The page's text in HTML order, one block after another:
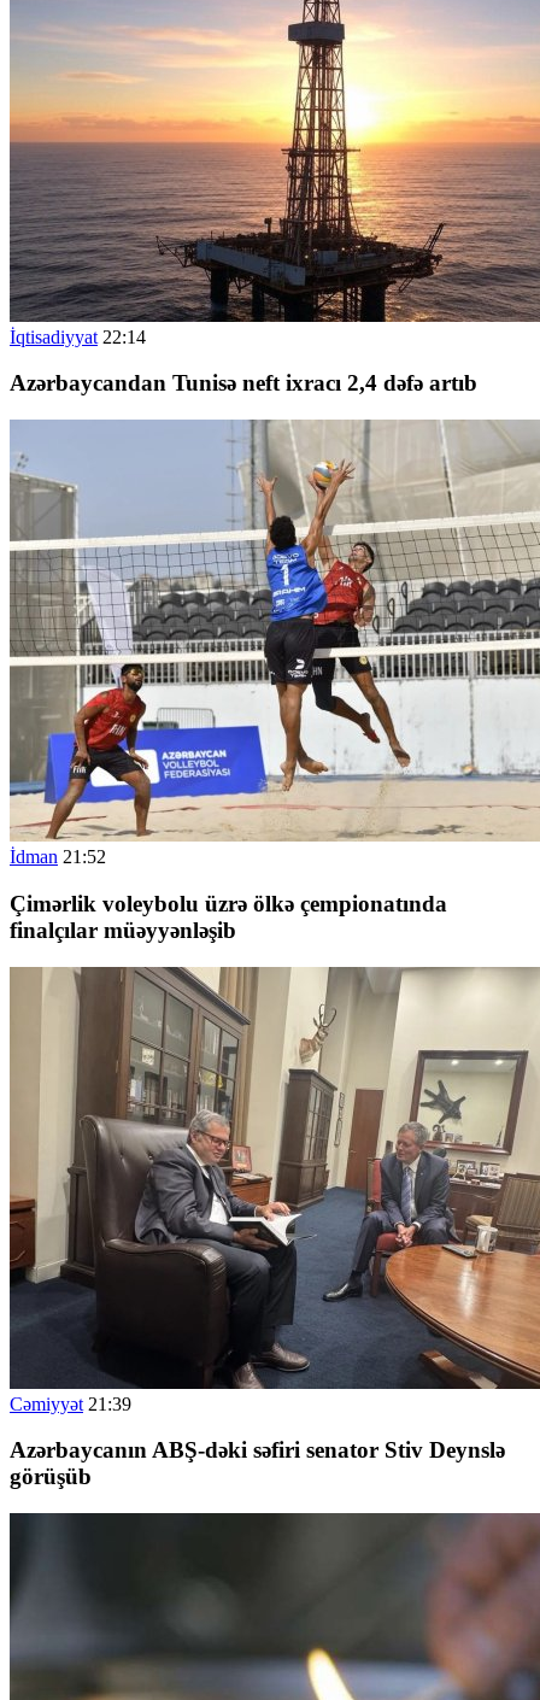
İqtisadiyyat 22:14
Azərbaycandan Tunisə neft ixracı 2,4 dəfə artıb
İdman 21:52
Çimərlik voleybolu üzrə ölkə çempionatında
finalçılar müəyyənləşib
Cəmiyyət 21:39
Azərbaycanın ABŞ-dəki səfiri senator Stiv Deynslə
görüşüb